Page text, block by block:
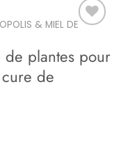
Ajouter
& MIEL DE
de plantes pour
de